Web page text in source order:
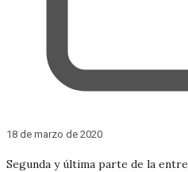
18 de marzo de 2020
Segunda y última parte de la